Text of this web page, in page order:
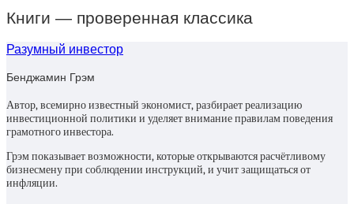
Книги — проверенная классика
Разумный инвестор
Бенджамин Грэм
Автор, всемирно известный экономист, разбирает реализацию
инвестиционной политики и уделяет внимание правилам поведения
грамотного инвестора.
Грэм показывает возможности, которые открываются расчётливому
бизнесмену при соблюдении инструкций, и учит защищаться от
инфляции.